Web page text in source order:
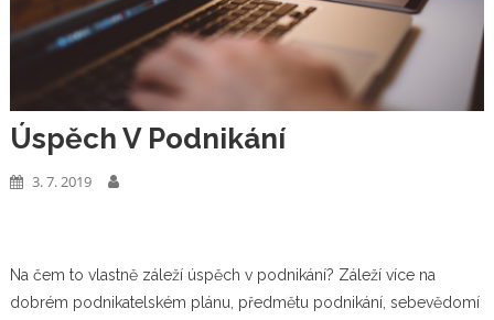
Úspěch V Podnikání
3. 7. 2019
Na čem to vlastně záleží úspěch v podnikání? Záleží více na
dobrém podnikatelském plánu, předmětu podnikání, sebevědomí